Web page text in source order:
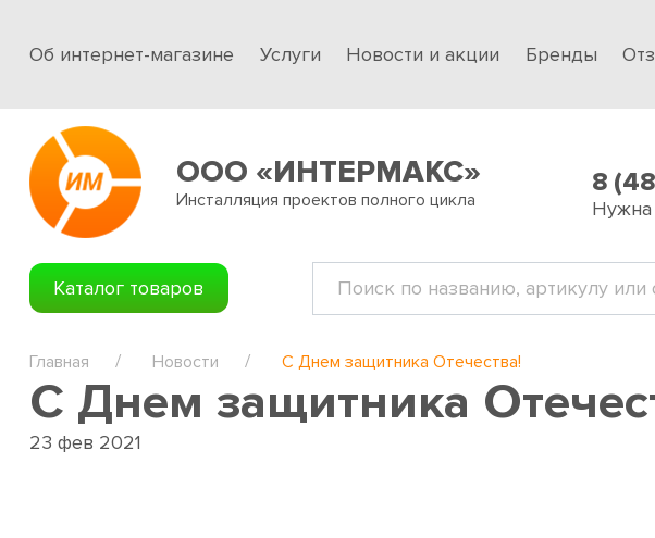
Об интернет-магазине Услуги Новости и акции Бренды
ООО «ИНТЕРМАКС»
Инсталляция проектов полного цикла
8
Нужна
Каталог товаров
Главная Новости С Днем защитника Отечества!
С Днем защитника
23 фев 2021